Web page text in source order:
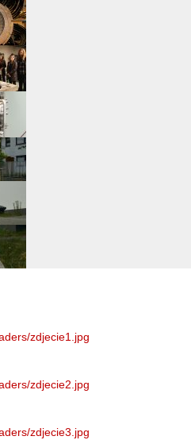
zdjecie1.jpg
zdjecie2.jpg
zdjecie3.jpg